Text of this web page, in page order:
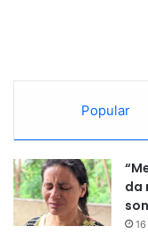
Popular
da